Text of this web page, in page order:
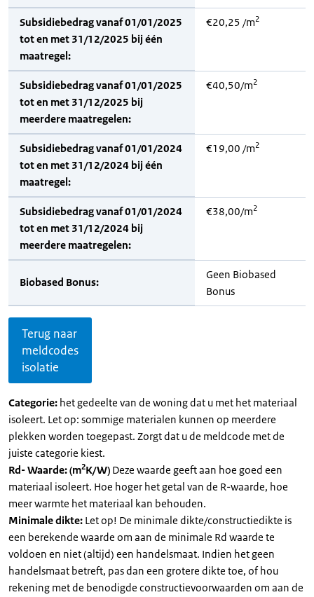
Subsidiebedrag vanaf 01/01/2025
tot en met 31/12/2025 bij één
maatregel:
€20,25 /m2
Subsidiebedrag vanaf 01/01/2025
tot en met 31/12/2025 bij
meerdere maatregelen:
€40,50/m2
Subsidiebedrag vanaf 01/01/2024
tot en met 31/12/2024 bij één
maatregel:
€19,00 /m2
Subsidiebedrag vanaf 01/01/2024
tot en met 31/12/2024 bij
meerdere maatregelen:
€38,00/m2
Biobased Bonus:
Geen Biobased
Bonus
Terug naar
meldcodes
isolatie
Categorie: het gedeelte van de woning dat u met het materiaal
isoleert. Let op: sommige materialen kunnen op meerdere
plekken worden toegepast. Zorgt dat u de meldcode met de
juiste categorie kiest.
Rd- Waarde: (m2K/W) Deze waarde geeft aan hoe goed een
materiaal isoleert. Hoe hoger het getal van de R-waarde, hoe
meer warmte het materiaal kan behouden.
Minimale dikte: Let op! De minimale dikte/constructiedikte is
een berekende waarde om aan de minimale Rd waarde te
voldoen en niet (altijd) een handelsmaat. Indien het geen
handelsmaat betreft, pas dan een grotere dikte toe, of hou
rekening met de benodigde constructievoorwaarden om aan de